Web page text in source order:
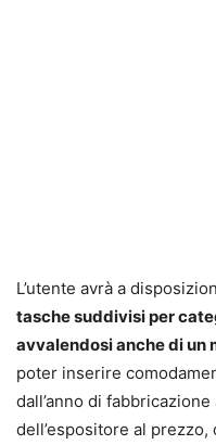
L’utente avrà a
tasche suddivisi per
avvalendosi anche di un
poter inserire
dall’anno di
dell’espositore al